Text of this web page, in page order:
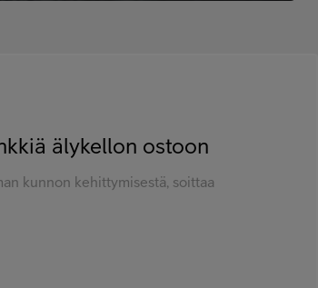
älykellon ostoon
kunnon kehittymisestä, soittaa